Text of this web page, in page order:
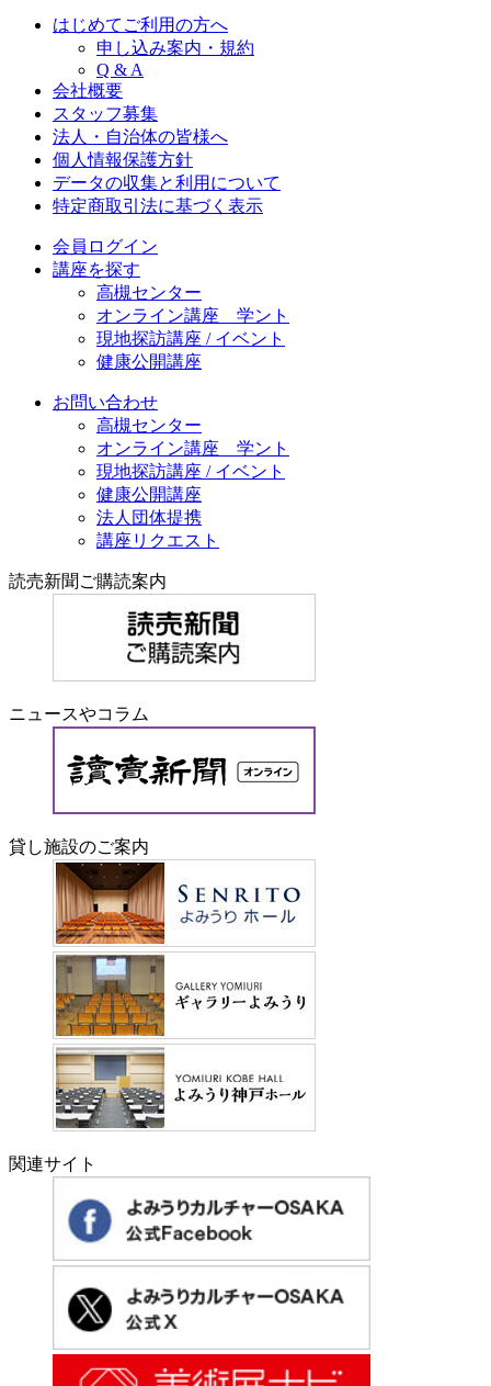
はじめてご利用の方へ
申し込み案内・規約
Q & A
会社概要
スタッフ募集
法人・自治体の皆様へ
個人情報保護方針
データの収集と利用について
特定商取引法に基づく表示
会員ログイン
講座を探す
高槻センター
オンライン講座 学ント
現地探訪講座 / イベント
健康公開講座
お問い合わせ
高槻センター
オンライン講座 学ント
現地探訪講座 / イベント
健康公開講座
法人団体提携
講座リクエスト
読売新聞ご購読案内
ニュースやコラム
貸し施設のご案内
関連サイト